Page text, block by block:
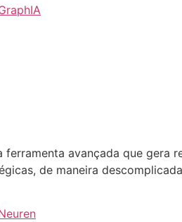
ferramenta avançada que
de maneira